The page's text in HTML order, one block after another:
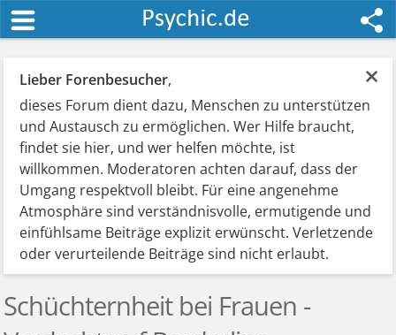
×
Lieber Forenbesucher,
dieses Forum dient dazu, Menschen zu unterstützen
und Austausch zu ermöglichen. Wer Hilfe braucht,
findet sie hier, und wer helfen möchte, ist
willkommen. Moderatoren achten darauf, dass der
Umgang respektvoll bleibt. Für eine angenehme
Atmosphäre sind verständnisvolle, ermutigende und
einfühlsame Beiträge explizit erwünscht. Verletzende
oder verurteilende Beiträge sind nicht erlaubt.
Schüchternheit bei Frauen -